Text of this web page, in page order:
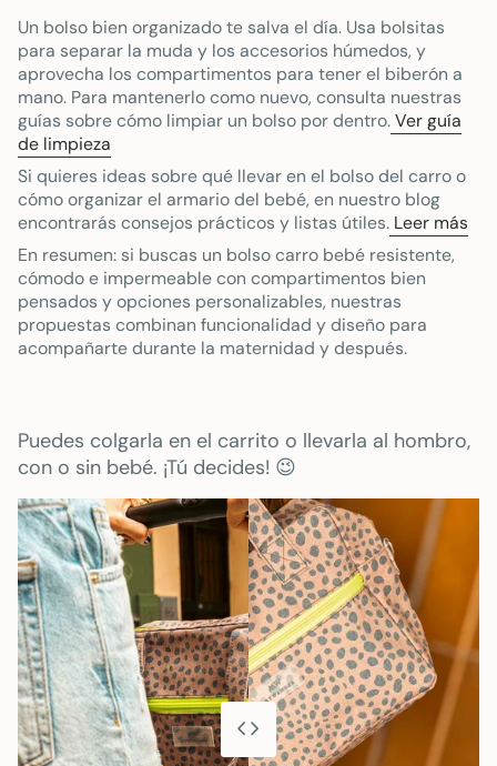
Un bolso bien organizado te salva el día. Usa bolsitas
para separar la muda y los accesorios húmedos, y
aprovecha los compartimentos para tener el biberón a
mano. Para mantenerlo como nuevo, consulta nuestras
guías sobre cómo limpiar un bolso por dentro.Ver guía
de limpieza
Si quieres ideas sobre qué llevar en el bolso del carro o
cómo organizar el armario del bebé, en nuestro blog
encontrarás consejos prácticos y listas útiles. Leer más
En resumen: si buscas un bolso carro bebé resistente,
cómodo e impermeable con compartimentos bien
pensados y opciones personalizables, nuestras
propuestas combinan funcionalidad y diseño para
acompañarte durante la maternidad y después.
Puedes colgarla en el carrito o llevarla al hombro,
con o sin bebé. ¡Tú decides! 😉